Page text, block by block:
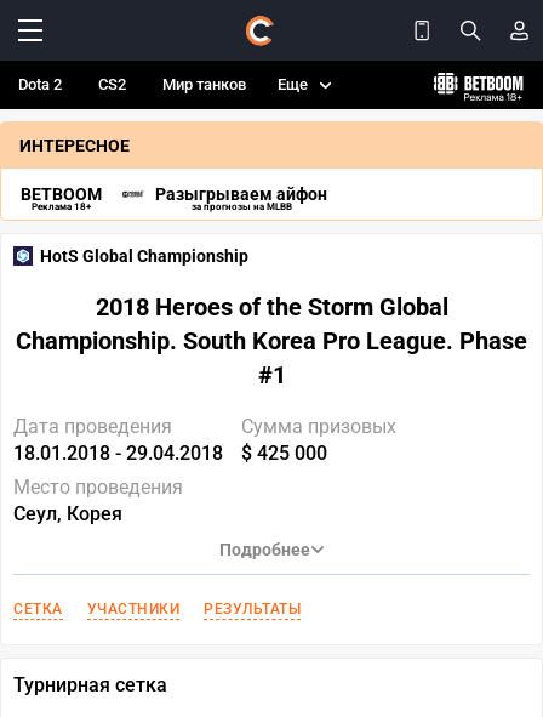
Dota 2 CS2 Мир танков Еще
ИНТЕРЕСНОЕ
BETBOOM
Реклама 18+
Разыгрываем айфон
за прогнозы на MLBB
HotS Global Championship
2018 Heroes of the Storm Global
Championship. South Korea Pro League. Phase
#1
Дата проведения
18.01.2018 - 29.04.2018
Сумма призовых
$ 425 000
Место проведения
Сеул, Корея
Подробнее
СЕТКА УЧАСТНИКИ РЕЗУЛЬТАТЫ
Турнирная сетка